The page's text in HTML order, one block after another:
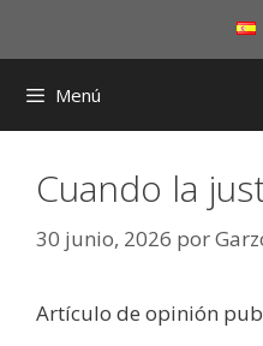
Menú
Cuando la
30 junio, 2026 por
Artículo de opinión